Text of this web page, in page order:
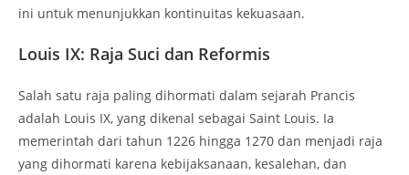
ini untuk menunjukkan kontinuitas kekuasaan.
Louis IX: Raja Suci dan Reformis
Salah satu raja paling dihormati dalam sejarah Prancis
adalah Louis IX, yang dikenal sebagai Saint Louis. Ia
memerintah dari tahun 1226 hingga 1270 dan menjadi raja
yang dihormati karena kebijaksanaan, kesalehan, dan